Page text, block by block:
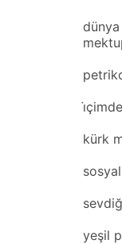
dünya
kürk
yeşil